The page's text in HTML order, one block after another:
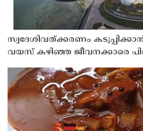
സ്വദേശിവത്ക്കരണം
വയസ് കഴിഞ്ഞ ജീവനക്കാരെ